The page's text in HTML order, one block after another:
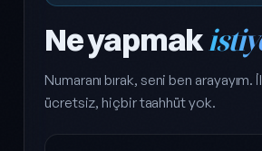
Ne yapmak
Numaranı bırak, seni ben arayayım.
ücretsiz, hiçbir taahhüt yok.